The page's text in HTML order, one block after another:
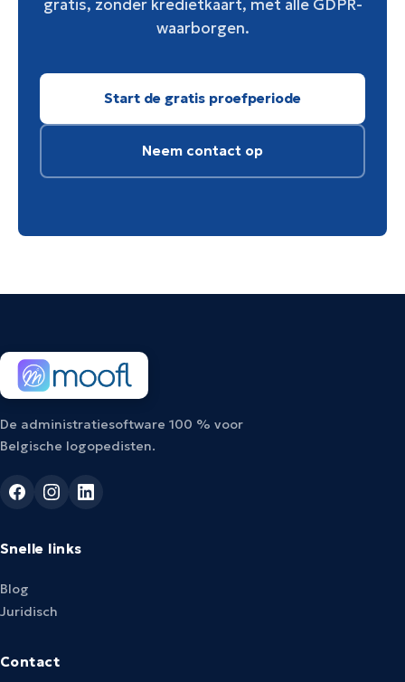
gratis, zonder kredietkaart, met alle GDPR-
waarborgen.
Start de gratis proefperiode
Neem contact op
De administratiesoftware 100 % voor
Belgische logopedisten.
Snelle links
Blog
Juridisch
Contact